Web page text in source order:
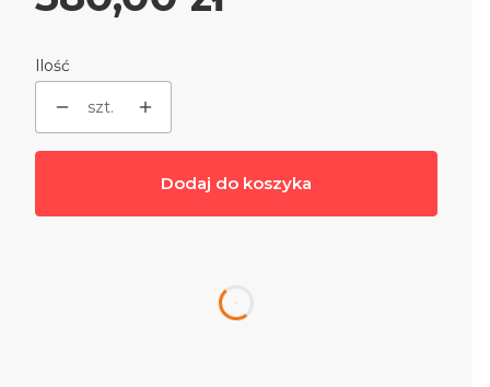
Ilość
szt.
Dodaj do koszyka
dnia